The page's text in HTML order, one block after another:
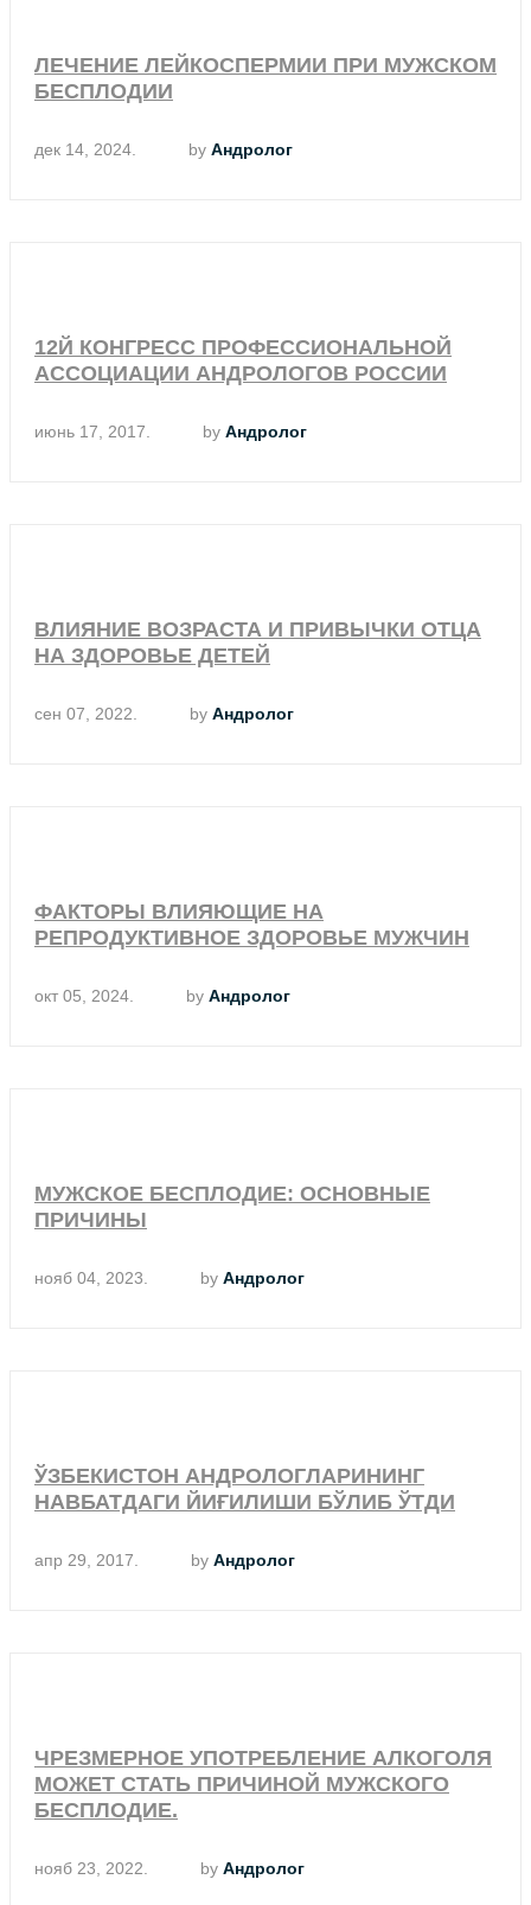
ЛЕЧЕНИЕ ЛЕЙКОСПЕРМИИ ПРИ МУЖСКОМ
БЕСПЛОДИИ
дек 14, 2024. by Андролог
12Й КОНГРЕСС ПРОФЕССИОНАЛЬНОЙ
АССОЦИАЦИИ АНДРОЛОГОВ РОССИИ
июнь 17, 2017. by Андролог
ВЛИЯНИЕ ВОЗРАСТА И ПРИВЫЧКИ ОТЦА
НА ЗДОРОВЬЕ ДЕТЕЙ
сен 07, 2022. by Андролог
ФАКТОРЫ ВЛИЯЮЩИЕ НА
РЕПРОДУКТИВНОЕ ЗДОРОВЬЕ МУЖЧИН
окт 05, 2024. by Андролог
МУЖСКОЕ БЕСПЛОДИЕ: ОСНОВНЫЕ
ПРИЧИНЫ
нояб 04, 2023. by Андролог
ЎЗБЕКИСТОН АНДРОЛОГЛАРИНИНГ
НАВБАТДАГИ ЙИҒИЛИШИ БЎЛИБ ЎТДИ
апр 29, 2017. by Андролог
ЧРЕЗМЕРНОЕ УПОТРЕБЛЕНИЕ АЛКОГОЛЯ
МОЖЕТ СТАТЬ ПРИЧИНОЙ МУЖСКОГО
БЕСПЛОДИЕ.
нояб 23, 2022. by Андролог